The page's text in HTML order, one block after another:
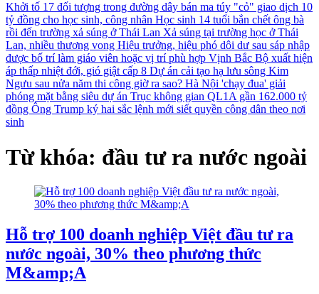
Khởi tố 17 đối tượng trong đường dây bán ma túy "cỏ" giao dịch 10
tỷ đồng cho học sinh, công nhân Học sinh 14 tuổi bắn chết ông bà
rồi đến trường xả súng ở Thái Lan Xả súng tại trường học ở Thái
Lan, nhiều thương vong Hiệu trưởng, hiệu phó dôi dư sau sáp nhập
được bố trí làm giáo viên hoặc vị trí phù hợp Vịnh Bắc Bộ xuất hiện
áp thấp nhiệt đới, gió giật cấp 8 Dự án cải tạo hạ lưu sông Kim
Ngưu sau nửa năm thi công giờ ra sao? Hà Nội 'chạy đua' giải
phóng mặt bằng siêu dự án Trục không gian QL1A gần 162.000 tỷ
đồng Ông Trump ký hai sắc lệnh mới siết quyền công dân theo nơi
sinh
Từ khóa: đầu tư ra nước ngoài
Hỗ trợ 100 doanh nghiệp Việt đầu tư ra
nước ngoài, 30% theo phương thức
M&amp;A